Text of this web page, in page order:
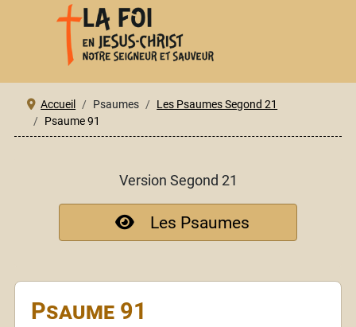
Accueil Psaumes
Les Psaumes Segond 21
Psaume 91
Version Segond 21
Les Psaumes
Psaume 91